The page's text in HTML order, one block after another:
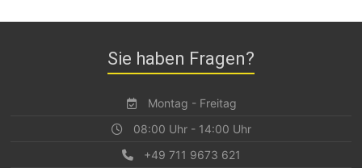
Sie haben Fragen?
Montag - Freitag
08:00 Uhr - 14:00 Uhr
+49 711 9673 621